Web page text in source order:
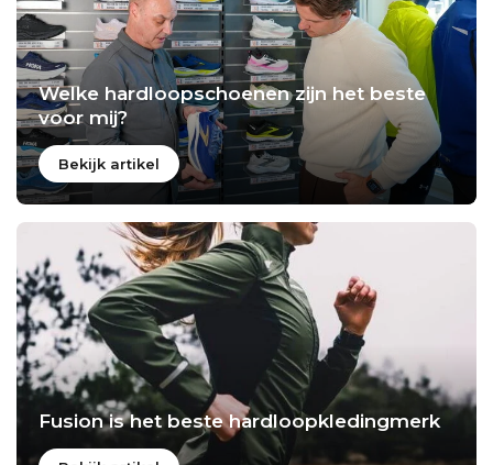
Welke hardloopschoenen zijn het beste
voor mij?
Bekijk artikel
Fusion is het beste hardloopkledingmerk